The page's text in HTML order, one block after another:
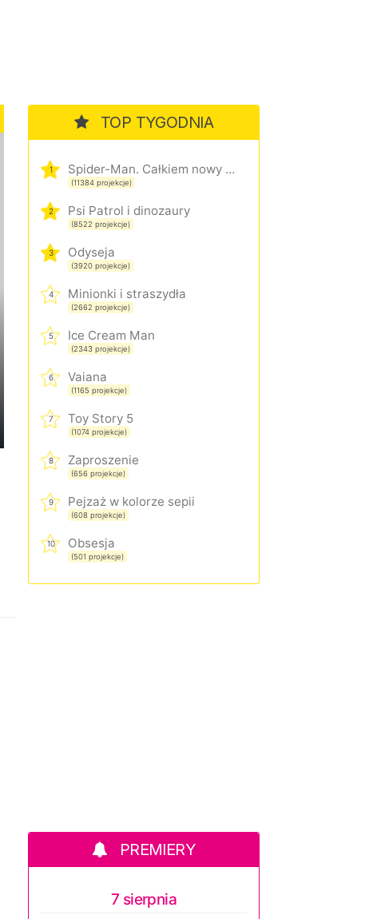
TOP TYGODNIA
1 Spider-Man. Całkiem nowy dzień
(11384 projekcje)
2 Psi Patrol i dinozaury
(8522 projekcje)
3 Odyseja
(3920 projekcje)
4 Minionki i straszydła
(2662 projekcje)
5 Ice Cream Man
(2343 projekcje)
6 Vaiana
(1165 projekcje)
7 Toy Story 5
(1074 projekcje)
8 Zaproszenie
(656 projekcje)
9 Pejzaż w kolorze sepii
(608 projekcje)
10 Obsesja
(501 projekcje)
PREMIERY
7 sierpnia